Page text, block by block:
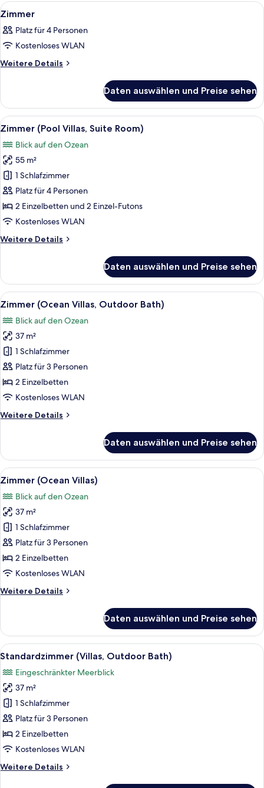
Alle
Fotos
für
Zimmer
anzeigen
Ein Schlafzimmer mit Bett,
9
Zimmer
Platz für 4 Personen
Kostenloses WLAN
Weitere Details
Weitere
Daten auswählen und Preise sehen
Alle
Fotos
für
Zimmer
(Pool
Villas,
Suite
Room)
Zimmer (Pool Villas, Suite Room) |
13
Zimmer (Pool Villas, Suite Room)
Blick auf den Ozean
55 m²
1 Schlafzimmer
Platz für 4 Personen
2 Einzelbetten und 2 Einzel-Futons
Kostenloses WLAN
Weitere Details
Weitere
(Pool
Villas,
Suite
Daten auswählen und Preise sehen
Alle
Fotos
für
Zimmer
(Ocean
Villas,
Outdoor
Bath)
Ein Schlafzimmer mit einem großen
8
Zimmer (Ocean Villas, Outdoor Bath)
Blick auf den Ozean
37 m²
1 Schlafzimmer
Platz für 3 Personen
2 Einzelbetten
Kostenloses WLAN
Weitere Details
Weitere
(Ocean
Villas,
Outdoor
Daten auswählen und Preise sehen
Alle
Fotos
für
Zimmer
(Ocean
Villas)
anzeigen
Ein geräumiges Schlafzimmer mit
8
Zimmer (Ocean Villas)
Blick auf den Ozean
37 m²
1 Schlafzimmer
Platz für 3 Personen
2 Einzelbetten
Kostenloses WLAN
Weitere Details
Weitere
(Ocean
Villas)
Daten auswählen und Preise sehen
Alle
Fotos
für
Standardzimmer
(Villas,
Outdoor
Bath)
anzeigen
Ein Hotelzimmer mit einem großen
10
Standardzimmer (Villas, Outdoor Bath)
Eingeschränkter Meerblick
37 m²
1 Schlafzimmer
Platz für 3 Personen
2 Einzelbetten
Kostenloses WLAN
Weitere Details
Weitere